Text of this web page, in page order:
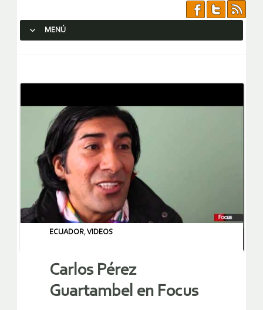
MENÚ
ECUADOR,VIDEOS
Carlos Pérez
Guartambel en Focus